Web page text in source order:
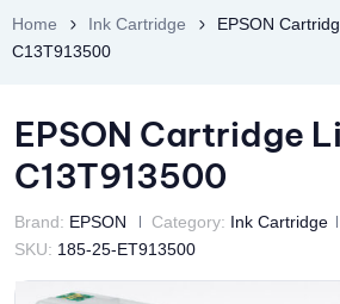
Home Ink Cartridge
EPSON
C13T913500
EPSON Cartridge
C13T913500
Brand: EPSON Category: Ink Cartridge
SKU: 185-25-ET913500